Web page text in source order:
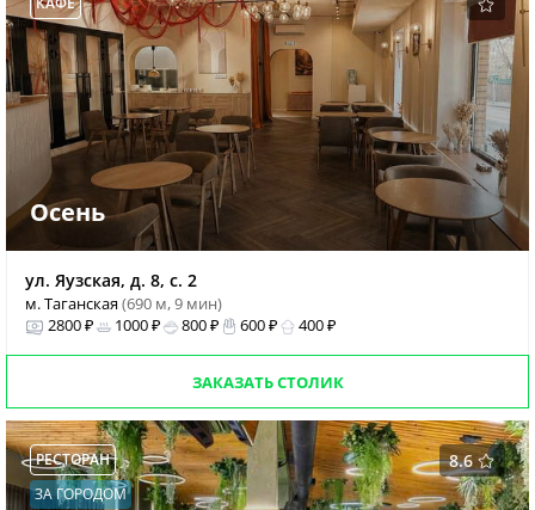
Осень
ул. Яузская, д. 8, с. 2
м. Таганская(690 м, 9 мин)
2800 ₽
1000 ₽ 800 ₽ 600 ₽ 400 ₽
ЗАКАЗАТЬ СТОЛИК
8.6
РЕСТОРАН
ЗА ГОРОДОМ